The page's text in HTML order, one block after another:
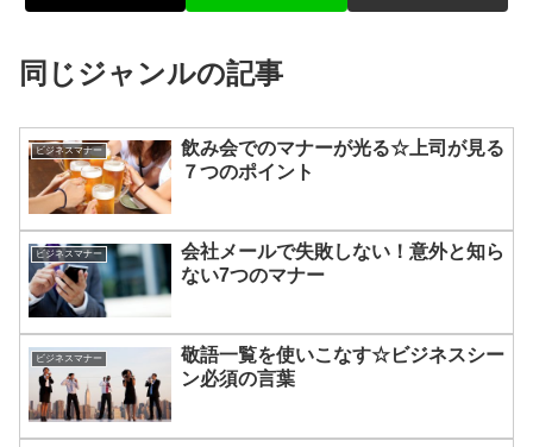
同じジャンルの記事
ビジネスマナー
飲み会でのマナーが光る☆上司が見る
７つのポイント
ビジネスマナー
会社メールで失敗しない！意外と知ら
ない7つのマナー
ビジネスマナー
敬語一覧を使いこなす☆ビジネスシー
ン必須の言葉